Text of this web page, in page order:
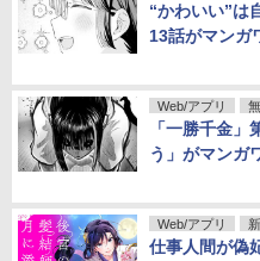
“かわいい”は
13話がマンガ
Web/アプリ
「一勝千金
う」がマンガ
Web/アプリ
仕事人間が偽